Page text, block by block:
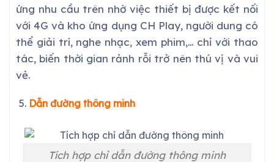
ứng nhu cầu trên nhờ việc thiết bị được kết nối
với 4G và kho ứng dụng CH Play, người dung có
thể giải trí, nghe nhạc, xem phim,… chỉ với thao
tác, biến thời gian rảnh rỗi trở nên thú vị và vui
vẻ.
Dẫn đường thông minh
Tích hợp chỉ dẫn đường thông minh